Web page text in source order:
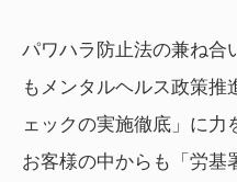
パワハラ防止法の兼ね合
もメンタルヘルス政策推
ェックの実施徹底」に力
お客様の中からも「労基